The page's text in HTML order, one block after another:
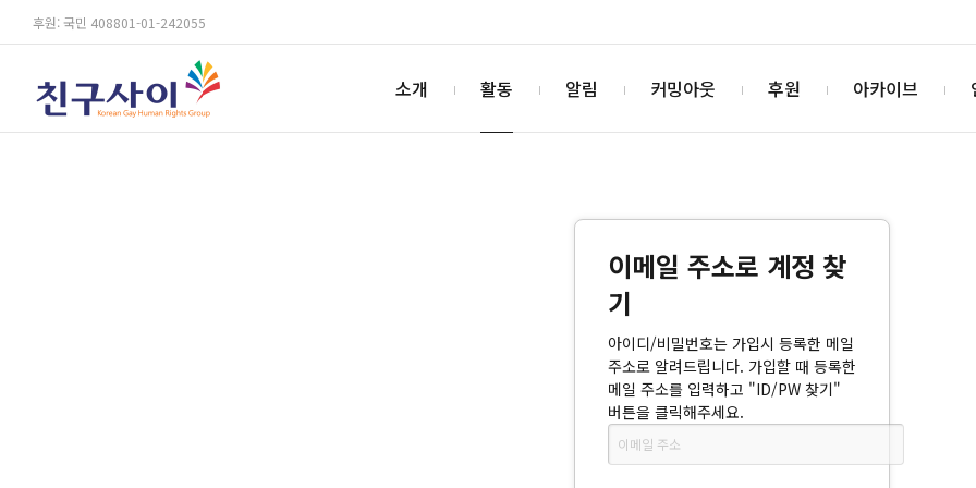
후원: 국민 408801-01-242055
소개 활동 알림 커밍아웃 후원 아카이브
이메일 주소로 계정 찾
기
아이디/비밀번호는 가입시 등록한 메일
주소로 알려드립니다. 가입할 때 등록한
메일 주소를 입력하고 "ID/PW 찾기"
버튼을 클릭해주세요.